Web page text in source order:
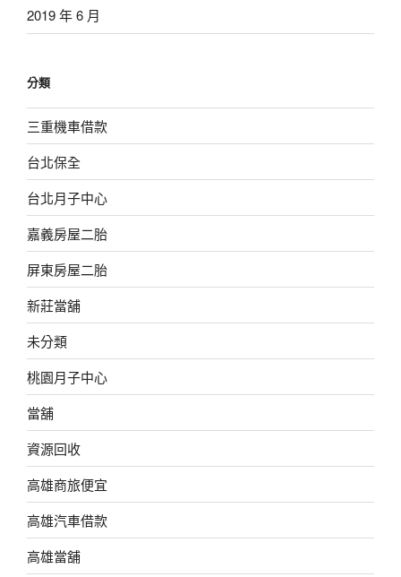
2019 年 6 月
分類
三重機車借款
台北保全
台北月子中心
嘉義房屋二胎
屏東房屋二胎
新莊當舖
未分類
桃園月子中心
當舖
資源回收
高雄商旅便宜
高雄汽車借款
高雄當舖